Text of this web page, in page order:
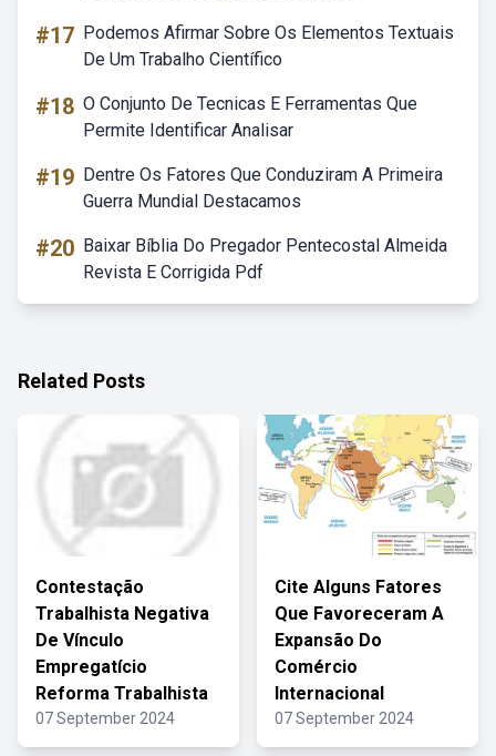
#17 Podemos Afirmar Sobre Os Elementos Textuais
De Um Trabalho Científico
#18 O Conjunto De Tecnicas E Ferramentas Que
Permite Identificar Analisar
#19 Dentre Os Fatores Que Conduziram A Primeira
Guerra Mundial Destacamos
#20 Baixar Bíblia Do Pregador Pentecostal Almeida
Revista E Corrigida Pdf
Related Posts
Contestação
Trabalhista Negativa
De Vínculo
Empregatício
Reforma Trabalhista
07 September 2024
Cite Alguns Fatores
Que Favoreceram A
Expansão Do
Comércio
Internacional
07 September 2024